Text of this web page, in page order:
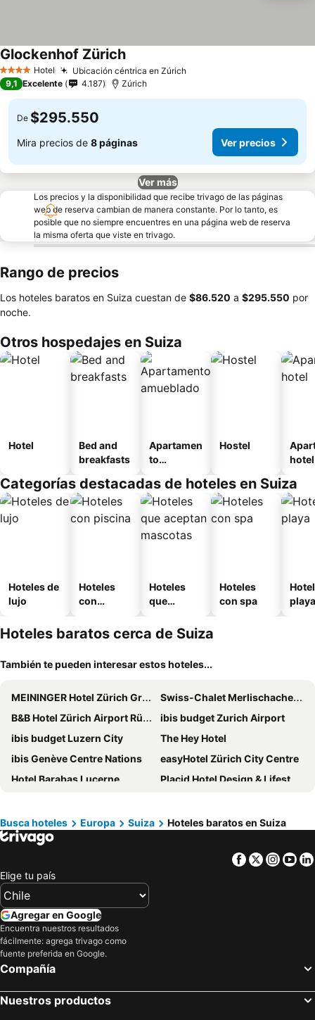
4 EstrellasHotel Ubicación céntrica en ZúrichVer precios
Glockenhof ZürichVer precios
9,1 Excelente 4.187 Zúrich
De $295.550
Mira precios de 8 páginas Ver precios
Ver más
Los precios y la disponibilidad que recibe trivago de las páginas
web de reserva cambian de manera constante. Por lo tanto, es
posible que no siempre encuentres en una página web de reserva
la misma oferta que viste en trivago.
Rango de precios
Los hoteles baratos en Suiza cuestan de ‎$86.520 a ‎$295.550 por
noche.
Otros hospedajes en Suiza
Hotel
Bed and
breakfasts
Apartamen
to
o
Hostel
hotel
Categorías destacadas de hoteles en Suiza
Hoteles de
lujo
Hoteles
con
Hoteles
que
mascotas
Hoteles
con spa
playa
Hoteles baratos cerca de Suiza
También te pueden interesar estos hoteles...
MEININGER Hotel Zürich Greencity
Swiss-Chalet Merlischachen - Historik Chalet-Hotel Lodge
B&B Hotel Zürich Airport Rümlang
ibis budget Zurich Airport
ibis budget Luzern City
The Hey Hotel
ibis Genève Centre Nations
easyHotel Zürich City Centre
Hotel Barabas Lucerne
Placid Hotel Design & Lifestyle Zurich
Crowne Plaza Zurich By Ihg
Hotel Franziskaner
Moxy Zurich
Nash Airport Hotel
Ruby Mimi Hotel Zurich
Hotel Marta
Hotel Chalet Swiss
Hotel Beausite
Fred Hotel Hauptbahnhof
Hotel Luzernerhof
Busca hoteles Europa Suiza Hoteles baratos en Suiza
Facebook
Twitter
Elige tu país
Agregar en Google
Encuentra nuestros resultados
fácilmente: agrega trivago como
fuente preferida en Google.
Compañía
Nuestros productos